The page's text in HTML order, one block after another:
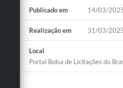
Publicado em 14/03/
Realização em 31/03/
Local
Portal Bolsa de Licitações do